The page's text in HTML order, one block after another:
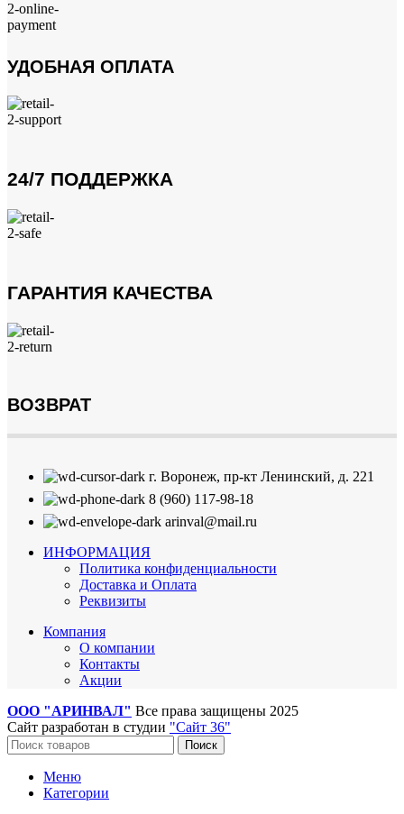
УДОБНАЯ ОПЛАТА
24/7 ПОДДЕРЖКА
ГАРАНТИЯ КАЧЕСТВА
ВОЗВРАТ
г. Воронеж, пр-кт Ленинский, д. 221
8 (960) 117-98-18
arinval@mail.ru
ИНФОРМАЦИЯ
Политика конфиденциальности
Доставка и Оплата
Реквизиты
Компания
О компании
Контакты
Акции
ООО "АРИНВАЛ" Все права защищены 2025
Сайт разработан в студии "Сайт 36"
Поиск
Меню
Категории